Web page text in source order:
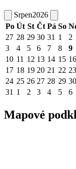
Srpen2026
Po Út St Čt Pá So
27 28 29 30 31 1
2
3
4 5 6 7 8
9
10 11 12 13 14 15 16
17 18 19 20 21 22 23
24 25 26 27 28 29 30
31 1 2 3 4 5 6
Mapové